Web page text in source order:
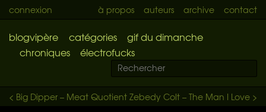
connexion à propos auteurs archive contact
blogvipère catégories
gif du dimanche
chroniques
électrofucks
Zebedy Colt – The Man I Love >
< Big Dipper – Meat Quotient